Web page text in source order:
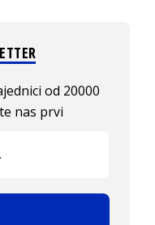
od 20000
nas prvi